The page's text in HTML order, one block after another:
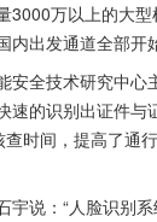
3000万以上的大
出发通道全部开
安全技术研究中
速的识别出证件
时间，提高了通
宇说：“人脸识别